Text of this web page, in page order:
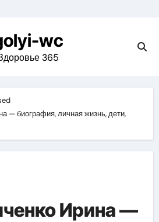
wc
365
— биография, личная жизнь, дети,
Ирина —